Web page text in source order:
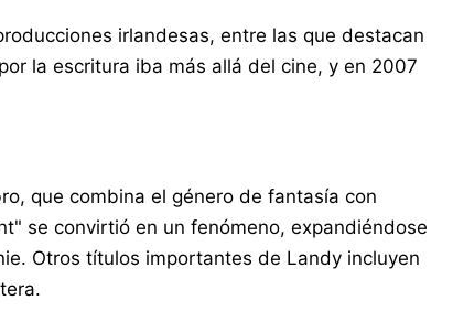
irlandesas, entre las que destacan
la escritura iba más allá del cine, y en 2007
que combina el género de fantasía con
se convirtió en un fenómeno, expandiéndose
Otros títulos importantes de Landy incluyen